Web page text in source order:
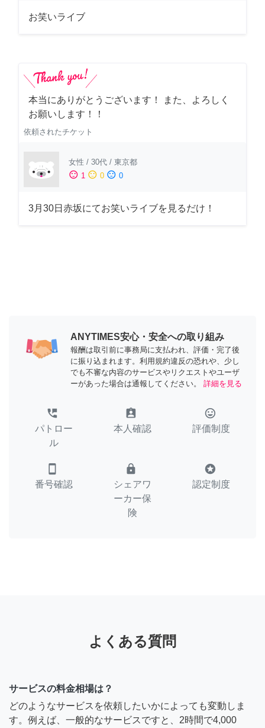
お笑いライブ
本当にありがとうございます！ また、よろしく
お願いします！！
依頼されたチケット
女性 / 30代 / 東京都
sentiment_satisfied 1 sentiment_neutral 0 sentiment_dissatisfied 0
3月30日赤坂にてお笑いライブを見るだけ！
ANYTIMES安心・安全への取り組み
報酬は取引前に事務局に支払われ、評価・完了後
に振り込まれます。利用規約違反の恐れや、少し
でも不審な内容のサービスやリクエストやユーザ
ーがあった場合は通報してください。
詳細を見る
perm_phone_msg
パトロー
ル
assignment_ind
本人確認
tag_faces
評価制度
smartphone
番号確認
lock
シェアワ
ーカー保
険
stars
認定制度
よくある質問
サービスの料金相場は？
どのようなサービスを依頼したいかによっても変動しま
す。例えば、一般的なサービスですと、2時間で4,000